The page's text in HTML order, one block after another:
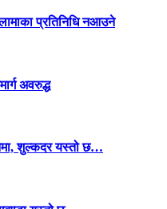
प्रतिनिधि नआउने
अवरुद्ध
शुल्कदर यस्तो छ…